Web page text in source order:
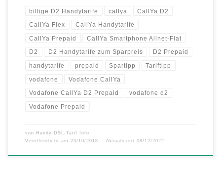
billige D2 Handytarife callya CallYa D2
CallYa Flex CallYa Handytarife
CallYa Prepaid CallYa Smartphone Allnet-Flat
D2 D2 Handytarife zum Sparpreis D2 Prepaid
handytarife prepaid Spartipp Tariftipp
vodafone Vodafone CallYa
Vodafone CallYa D2 Prepaid vodafone d2
Vodafone Prepaid
von Handy-DSL-Tarif.Info
Veröffentlicht am
23/10/2018 Aktualisiert 08/12/2022